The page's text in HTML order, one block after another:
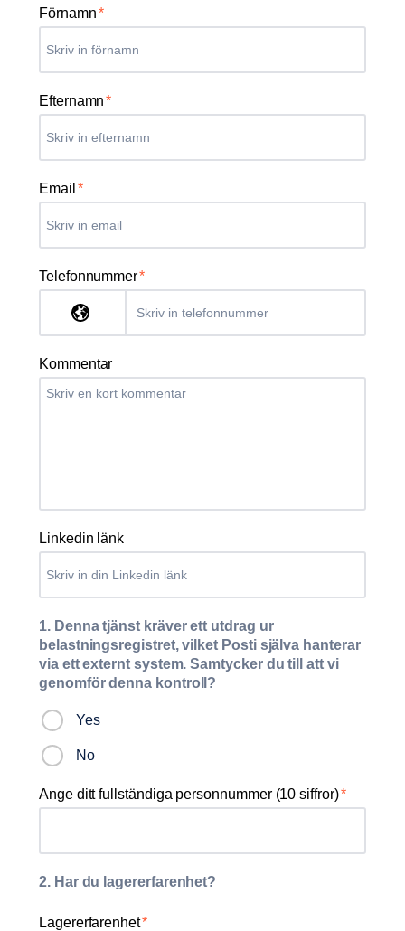
Förnamn*
Efternamn *
Email *
Telefonnummer*
Kommentar
Linkedin länk
1. Denna tjänst kräver ett utdrag ur
belastningsregistret, vilket Posti själva hanterar
via ett externt system. Samtycker du till att vi
genomför denna kontroll?
Yes
No
Ange ditt fullständiga personnummer (10 siffror)*
2. Har du lagererfarenhet?
Lagererfarenhet*